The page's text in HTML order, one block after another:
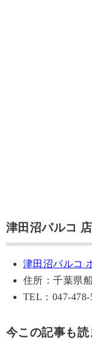
津田沼パルコ
津田沼パルコ
住所：千葉県
TEL：047-478-
今この記事も